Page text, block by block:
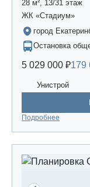
28 м², 13/31 этаж
ЖК «Стадиум»
город
Остановка
5 029 000 ₽179
Унистрой
Подробнее